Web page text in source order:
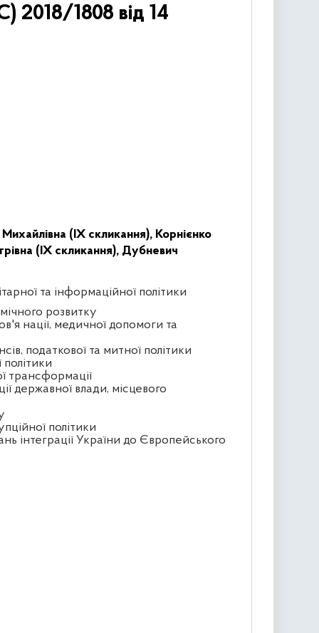
2018/1808 від 14
(IX скликання), Корнієнко
(IX скликання), Дубневич
та інформаційної політики
розвитку
нації, медичної допомоги та
податкової та митної політики
трансформації
державної влади, місцевого
політики
інтеграції України до Європейського